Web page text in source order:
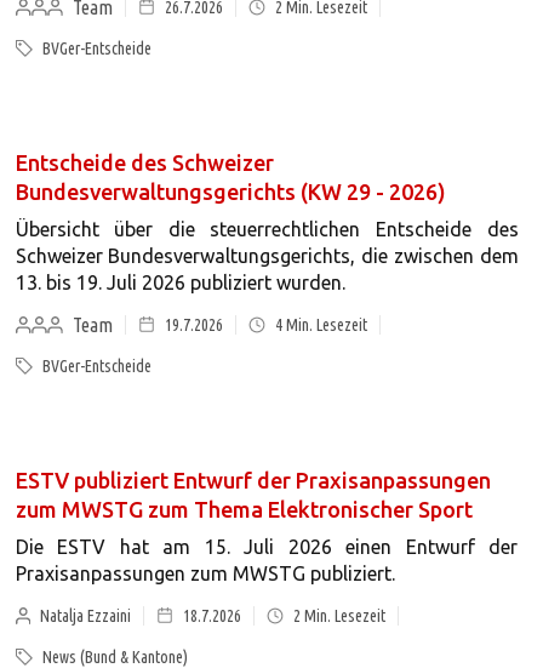
Team
26.7.2026 2 Min. Lesezeit
BVGer-Entscheide
Entscheide des Schweizer
Bundesverwaltungsgerichts (KW 29 - 2026)
Übersicht über die steuerrechtlichen Entscheide des
Schweizer Bundesverwaltungsgerichts, die zwischen dem
13. bis 19. Juli 2026 publiziert wurden.
Team
19.7.2026 4Min. Lesezeit
BVGer-Entscheide
ESTV publiziert Entwurf der Praxisanpassungen
zum MWSTG zum Thema Elektronischer Sport
Die ESTV hat am 15. Juli 2026 einen Entwurf der
Praxisanpassungen zum MWSTG publiziert.
Natalja Ezzaini 18.7.2026 2 Min. Lesezeit
News (Bund & Kantone)